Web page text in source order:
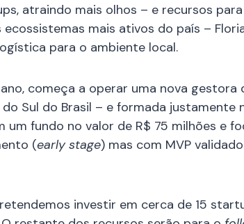
atraindo mais olhos – e recursos
mais ativos do país –
para o ambiente local.
começa a operar uma nova gestora
Sul do Brasil – e formada justamente
um fundo no valor de R$ 75 milhões e
(early stage) mas com MVP
investir em cerca de 15